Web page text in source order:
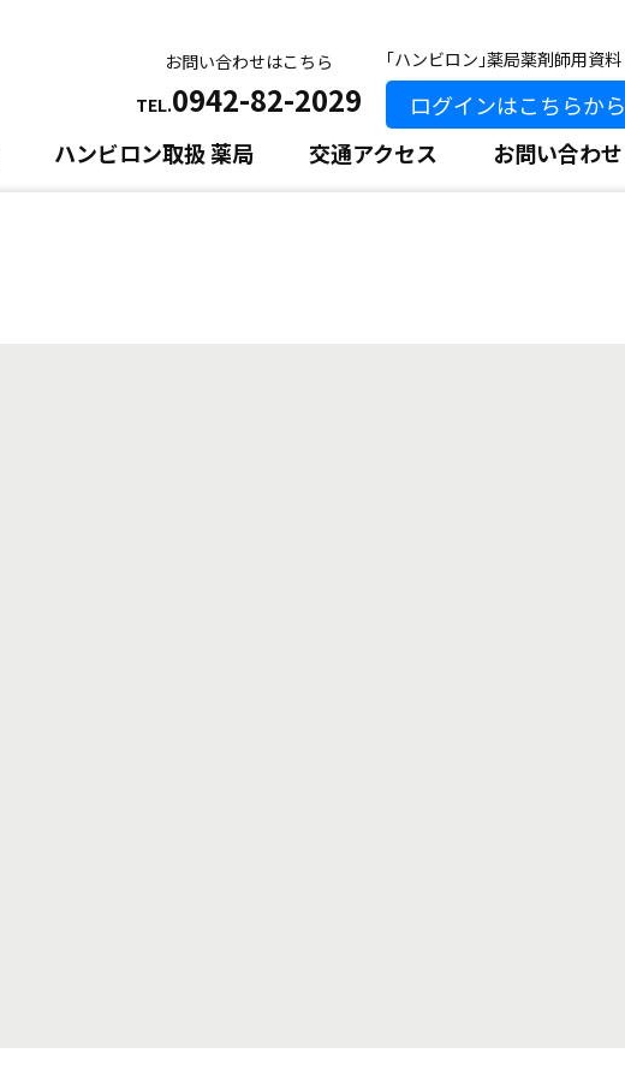
お問い合わせはこちら
TEL.0942-82-2029
｢ハンビロン｣薬局薬剤師用資料
ログインはこちらから
ハンビロン取扱 薬局 交通アクセス お問い合わせ